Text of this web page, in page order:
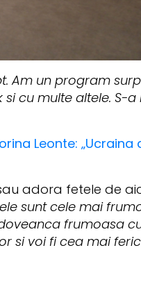
Am un program
cu multe altele. S-a
Leonte: „Ucraina
adora fetele de
sunt cele mai
frumoasa
si voi fi cea mai